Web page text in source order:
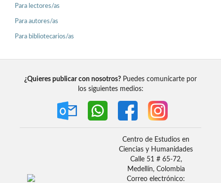
Para lectores/as
Para autores/as
Para bibliotecarios/as
¿Quieres publicar con nosotros? Puedes comunicarte por
los siguientes medios:
Centro de Estudios en
Ciencias y Humanidades
Calle 51 # 65-72,
Medellín, Colombia
Correo electrónico: